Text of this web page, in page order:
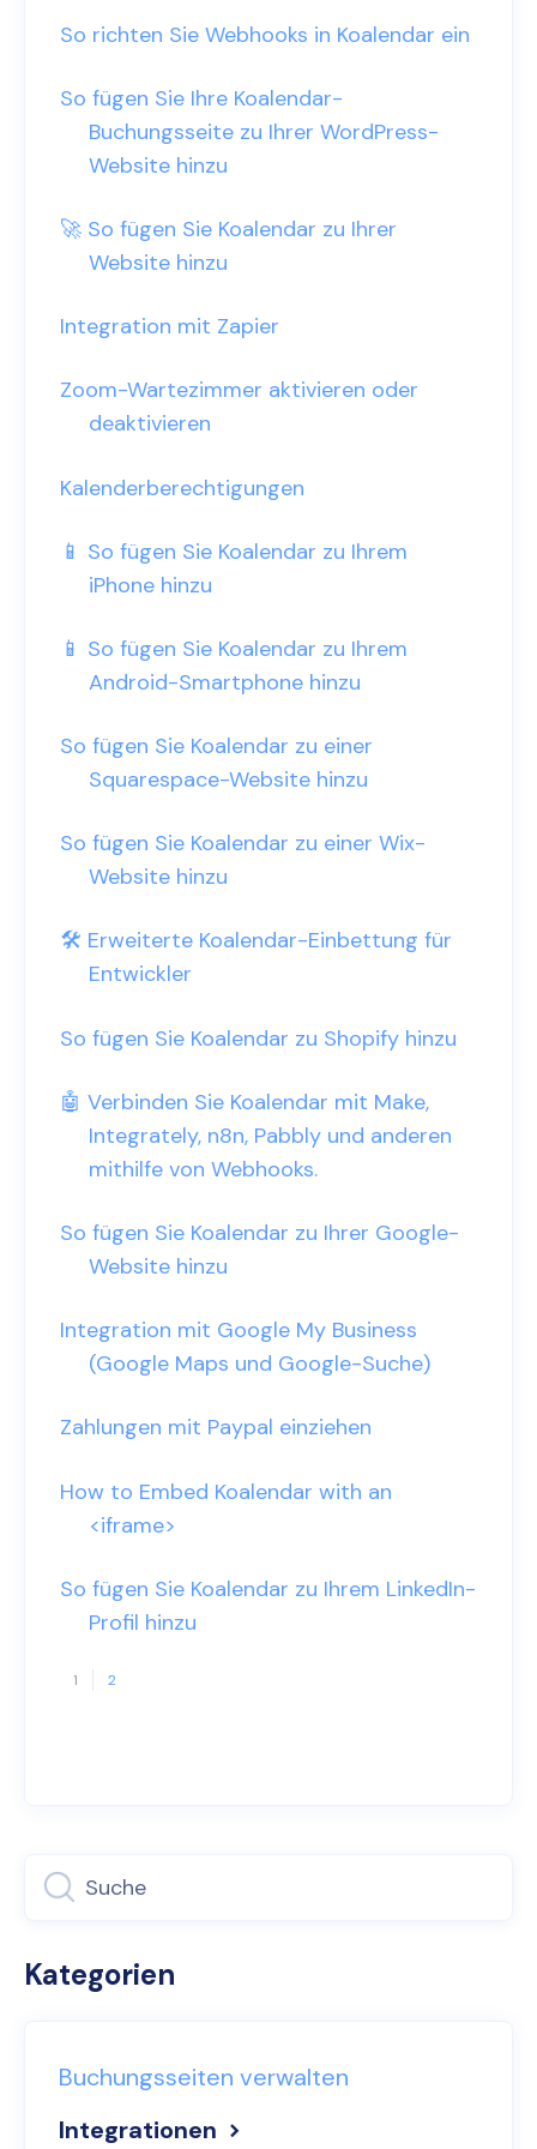
So richten Sie Webhooks in Koalendar ein
So fügen Sie Ihre Koalendar-
Buchungsseite zu Ihrer WordPress-
Website hinzu
🚀 So fügen Sie Koalendar zu Ihrer
Website hinzu
Integration mit Zapier
Zoom-Wartezimmer aktivieren oder
deaktivieren
Kalenderberechtigungen
📱 So fügen Sie Koalendar zu Ihrem
iPhone hinzu
📱 So fügen Sie Koalendar zu Ihrem
Android-Smartphone hinzu
So fügen Sie Koalendar zu einer
Squarespace-Website hinzu
So fügen Sie Koalendar zu einer Wix-
Website hinzu
🛠️ Erweiterte Koalendar-Einbettung für
Entwickler
So fügen Sie Koalendar zu Shopify hinzu
🤖 Verbinden Sie Koalendar mit Make,
Integrately, n8n, Pabbly und anderen
mithilfe von Webhooks.
So fügen Sie Koalendar zu Ihrer Google-
Website hinzu
Integration mit Google My Business
(Google Maps und Google-Suche)
Zahlungen mit Paypal einziehen
How to Embed Koalendar with an
<iframe>
So fügen Sie Koalendar zu Ihrem LinkedIn-
Profil hinzu
1 2
Kategorien
Buchungsseiten verwalten
Integrationen